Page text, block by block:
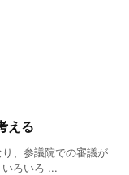
える
、参議院での審議が
ろいろ ...